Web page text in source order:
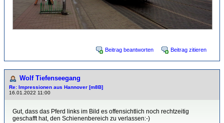
Beitrag beantworten Beitrag zitieren
Wolf Tiefenseegang
Re: Impressionen aus Hannover [m8B]
16.01.2022 11:00
Gut, dass das Pferd links im Bild es offensichtlich noch rechtzeitig
geschafft hat, den Schienenbereich zu verlassen:-)